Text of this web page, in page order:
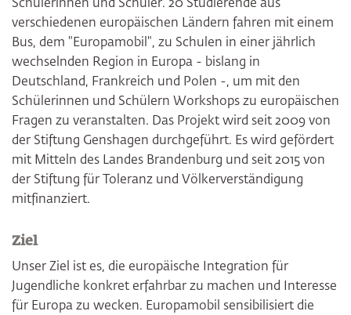
Schülerinnen und Schüler. 20 Studierende aus
verschiedenen europäischen Ländern fahren mit einem
Bus, dem "Europamobil", zu Schulen in einer jährlich
wechselnden Region in Europa - bislang in
Deutschland, Frankreich und Polen -, um mit den
Schülerinnen und Schülern Workshops zu europäischen
Fragen zu veranstalten. Das Projekt wird seit 2009 von
der Stiftung Genshagen durchgeführt. Es wird gefördert
mit Mitteln des Landes Brandenburg und seit 2015 von
der Stiftung für Toleranz und Völkerverständigung
mitfinanziert.
Ziel
Unser Ziel ist es, die europäische Integration für
Jugendliche konkret erfahrbar zu machen und Interesse
für Europa zu wecken. Europamobil sensibilisiert die